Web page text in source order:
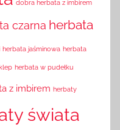
dobra herbata z imbirem
czarna herbata
herbata jaśminowa herbata
herbata w pudełku
z imbirem herbaty
świata